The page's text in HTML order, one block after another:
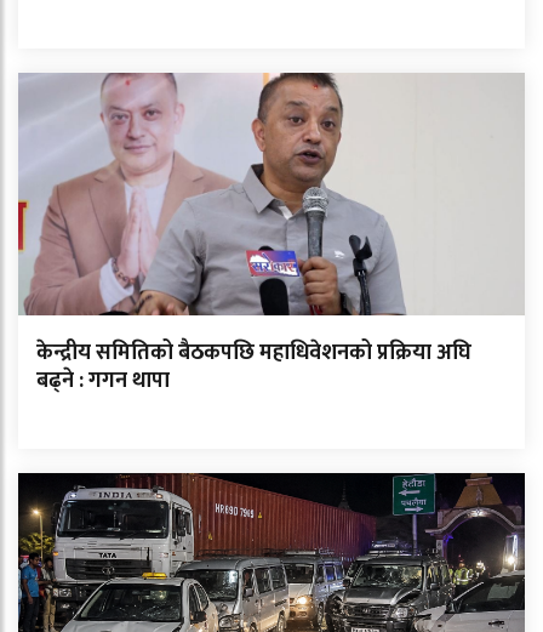
केन्द्रीय समितिको बैठकपछि महाधिवेशनको प्रक्रिया अघि
बढ्ने : गगन थापा